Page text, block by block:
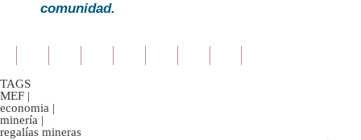
comunidad.
TAGS
MEF |
economia |
minería |
regalías mineras